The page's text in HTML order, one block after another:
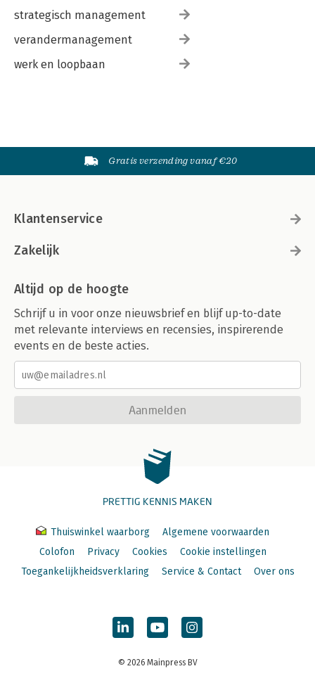
strategisch management
verandermanagement
werk en loopbaan
Gratis verzending vanaf €20
Klantenservice
Zakelijk
Altijd op de hoogte
Schrijf u in voor onze nieuwsbrief en blijf up-to-date
met relevante interviews en recensies, inspirerende
events en de beste acties.
Aanmelden
PRETTIG KENNIS MAKEN
Thuiswinkel waarborg
Algemene voorwaarden
Colofon
Privacy Cookies
Cookie instellingen
Toegankelijkheidsverklaring
Service & Contact Over ons
© 2026 Mainpress BV